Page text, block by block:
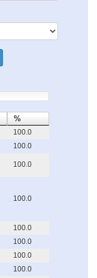
%
100.0
100.0
100.0
100.0
100.0
100.0
100.0
100.0